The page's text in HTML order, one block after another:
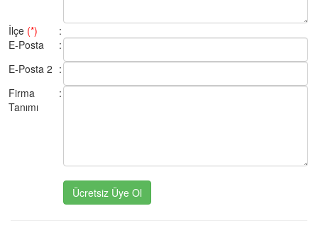
İlçe (*)
:
E-Posta
:
E-Posta 2 :
Firma
Tanımı
: